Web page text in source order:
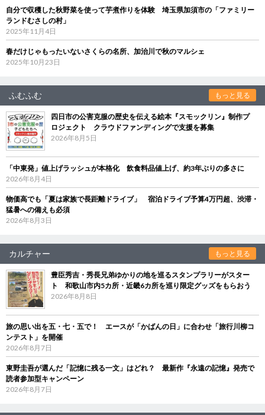
自分で収穫した秋野菜を使って芋煮作りを体験 埼玉県加須市の「ファミリー
ランドむさしの村」
2025年11月4日
春だけじゃもったいないさくらの名所、加治川で秋のマルシェ
2025年10月23日
ふむふむ もっと見る
四日市の公害克服の歴史を伝える絵本『スモックリン』制作プ
ロジェクト クラウドファンディングで支援を募集
2026年8月5日
「中東発」値上げラッシュが本格化 飲食料品値上げ、約3年ぶりの多さに
2026年8月4日
物価高でも「夏は家族で長距離ドライブ」 宿泊ドライブ予算4万円超、渋滞・
猛暑への備えも必須
2026年8月3日
カルチャー もっと見る
豊臣秀吉・秀長兄弟ゆかりの地を巡るスタンプラリーがスター
ト 和歌山市内5カ所・近畿6カ所を巡り限定グッズをもらおう
2026年8月8日
旅の思い出を五・七・五で！ エースが「かばんの日」に合わせ「旅行川柳コ
ンテスト」を開催
2026年8月7日
東野圭吾が選んだ「記憶に残る一文」はどれ？ 最新作『永遠の記憶』発売で
読者参加型キャンペーン
2026年8月7日